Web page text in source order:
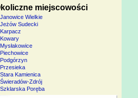
miejscowości
Janowice Wielkie
Jeżów Sudecki
Karpacz
Kowary
Mysłakowice
Piechowice
Podgórzyn
Przesieka
Stara Kamienica
Świeradów-Zdrój
Szklarska Poręba